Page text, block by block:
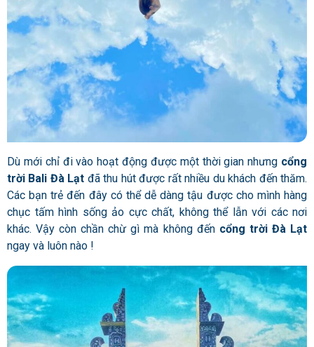
Dù mới chỉ đi vào hoạt động được một thời gian nhưng cổng
trời Bali Đà Lạt đã thu hút được rất nhiều du khách đến thăm.
Các bạn trẻ đến đây có thể dễ dàng tậu được cho mình hàng
chục tấm hình sống ảo cực chất, không thể lẫn với các nơi
khác. Vậy còn chần chừ gì mà không đến cổng trời Đà Lạt
ngay và luôn nào !